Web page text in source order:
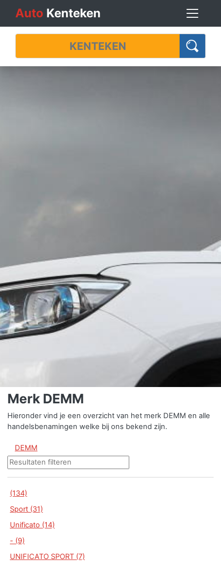
Auto Kenteken
Merk DEMM
Hieronder vind je een overzicht van het merk DEMM en alle
handelsbenamingen welke bij ons bekend zijn.
DEMM
(134)
Sport (31)
Unificato (14)
- (9)
UNIFICATO SPORT (7)